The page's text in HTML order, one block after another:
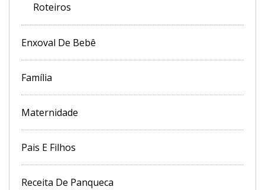
Roteiros
Enxoval De Bebê
Família
Maternidade
Pais E Filhos
Receita De Panqueca